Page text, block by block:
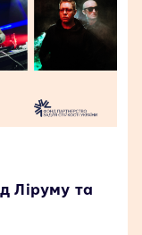
Ліруму та